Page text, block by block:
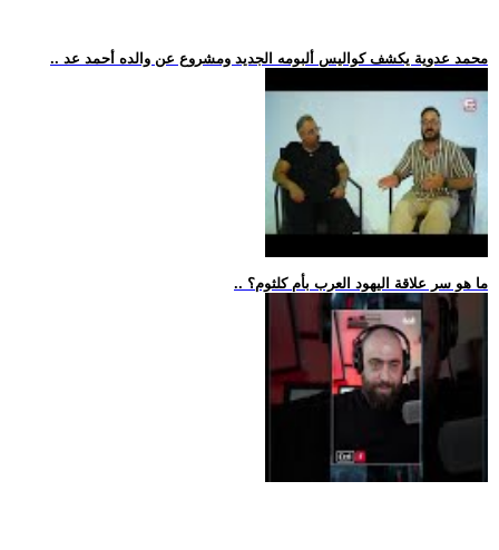
.. محمد عدوية يكشف كواليس ألبومه الجديد ومشروع عن والده أحمد عد
.. ما هو سر علاقة اليهود العرب بأم كلثوم؟